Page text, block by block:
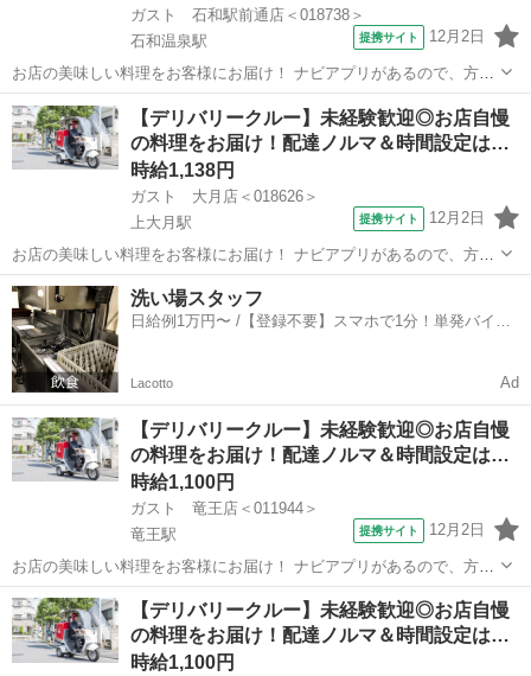
ガスト 石和駅前通店＜018738＞
石和温泉駅
提携サイト 12月2日
お店の美味しい料理をお客様にお届け！ ナビアプリがあるので、方向
音痴の方も安心◎ 運転に慣れるまではお店の敷地内で練習するので安
心してください！ ※［自動車］［バイク］を使っての配達をお願いし
ます。 アルバイト,パート ...
山梨 笛吹市 石和温泉駅 デリバリー
【デリバリークルー】未経験歓迎◎お店自慢
の料理をお届け！配達ノルマ＆時間設定は…
時給1,138円
ガスト 大月店＜018626＞
上大月駅
提携サイト 12月2日
お店の美味しい料理をお客様にお届け！ ナビアプリがあるので、方向
音痴の方も安心◎ 運転に慣れるまではお店の敷地内で練習するので安
心してください！ ※［自動車］［バイク］を使っての配達をお願いし
ます。 アルバイト,パート ...
山梨 大月市 上大月駅
洗い場スタッフ
日給例1万円〜 /【登録不要】スマホで1分！単発バイト
Lacotto Ad
【デリバリークルー】未経験歓迎◎お店自慢
の料理をお届け！配達ノルマ＆時間設定は…
時給1,100円
ガスト 竜王店＜011944＞
竜王駅
提携サイト 12月2日
お店の美味しい料理をお客様にお届け！ ナビアプリがあるので、方向
音痴の方も安心◎ 運転に慣れるまではお店の敷地内で練習するので安
心してください！ ※［バイク］を使っての配達をお願いします。 アル
バイト,パート ■ポイント...
山梨 甲斐市 竜王駅 デリバリー
【デリバリークルー】未経験歓迎◎お店自慢
の料理をお届け！配達ノルマ＆時間設定は…
時給1,100円